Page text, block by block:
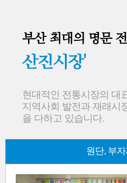
부산 최대의 명문
산진시장'
현대적인 전통시장의 대
지역사회 발전과 재래시
을 다하고 있습니다.
원단, 부자